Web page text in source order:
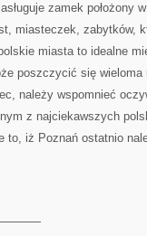
zamek położony
miasteczek, zabytków,
miasta to idealne
poszczycić się
należy wspomnieć
z najciekawszych
to, iż Poznań ostatnio